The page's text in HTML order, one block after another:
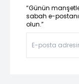
“Günün
sabah e-
olun.”